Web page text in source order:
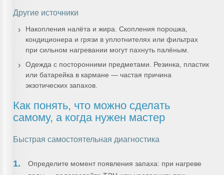
Другие источники
Накопления налёта и жира. Скопления порошка,
кондиционера и грязи в уплотнителях или фильтрах
при сильном нагревании могут пахнуть палёным.
Одежда с посторонними предметами. Резинка, пластик
или батарейка в кармане — частая причина
экзотических запахов.
Как понять, что можно сделать
самому, а когда нужен мастер
Быстрая самостоятельная диагностика
Определите момент появления запаха: при нагреве